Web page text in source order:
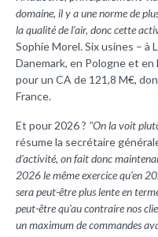
domaine, il y a une norme de
la qualité de l'air, donc cette
Sophie Morel. Six usines – à
Danemark, en Pologne et
pour un CA de 121,8 M€,
France.
Et pour 2026 ? "On la voit
résume la secrétaire
d'activité, on fait donc
2026 le même exercice qu'en
sera peut-être plus lente en
peut-être qu'au contraire nos
un maximum de commandes